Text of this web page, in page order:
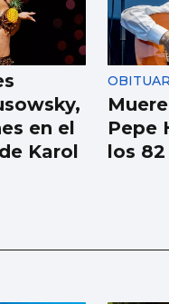
en el
Karol
Pepe
los